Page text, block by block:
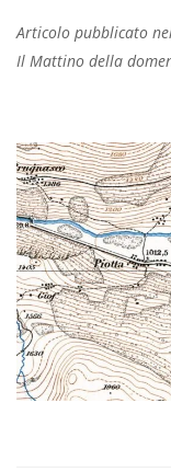
Articolo pubblicato
Il Mattino della